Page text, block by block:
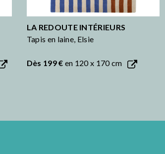
LA REDOUTE INTÉRIEURS
Tapis en laine, Elsie
Dès 199 € en 120 x 170 cm